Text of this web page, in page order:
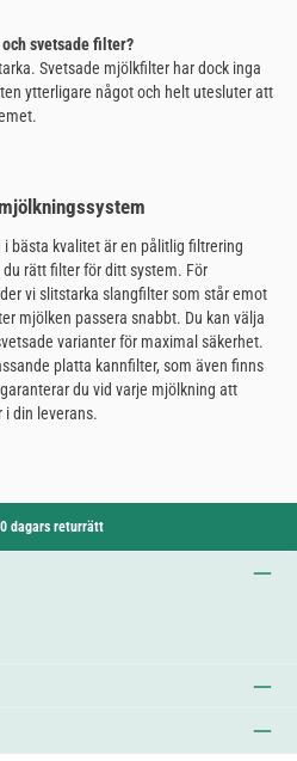
svetsade filter?
Svetsade mjölkfilter har dock inga
ytterligare något och helt utesluter att
bästa kvalitet är en pålitlig filtrering
rätt filter för ditt system. För
vi slitstarka slangfilter som står emot
mjölken passera snabbt. Du kan välja
varianter för maximal säkerhet.
platta kannfilter, som även finns
du vid varje mjölkning att
i din leverans.
dagars returrätt